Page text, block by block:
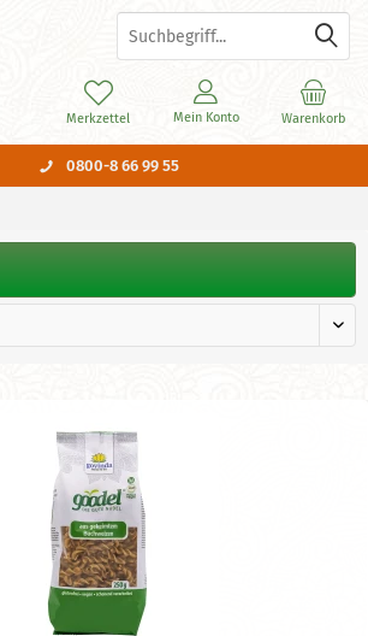
0800-8 66 99 55
Warenkorb
Merkzettel Mein Konto